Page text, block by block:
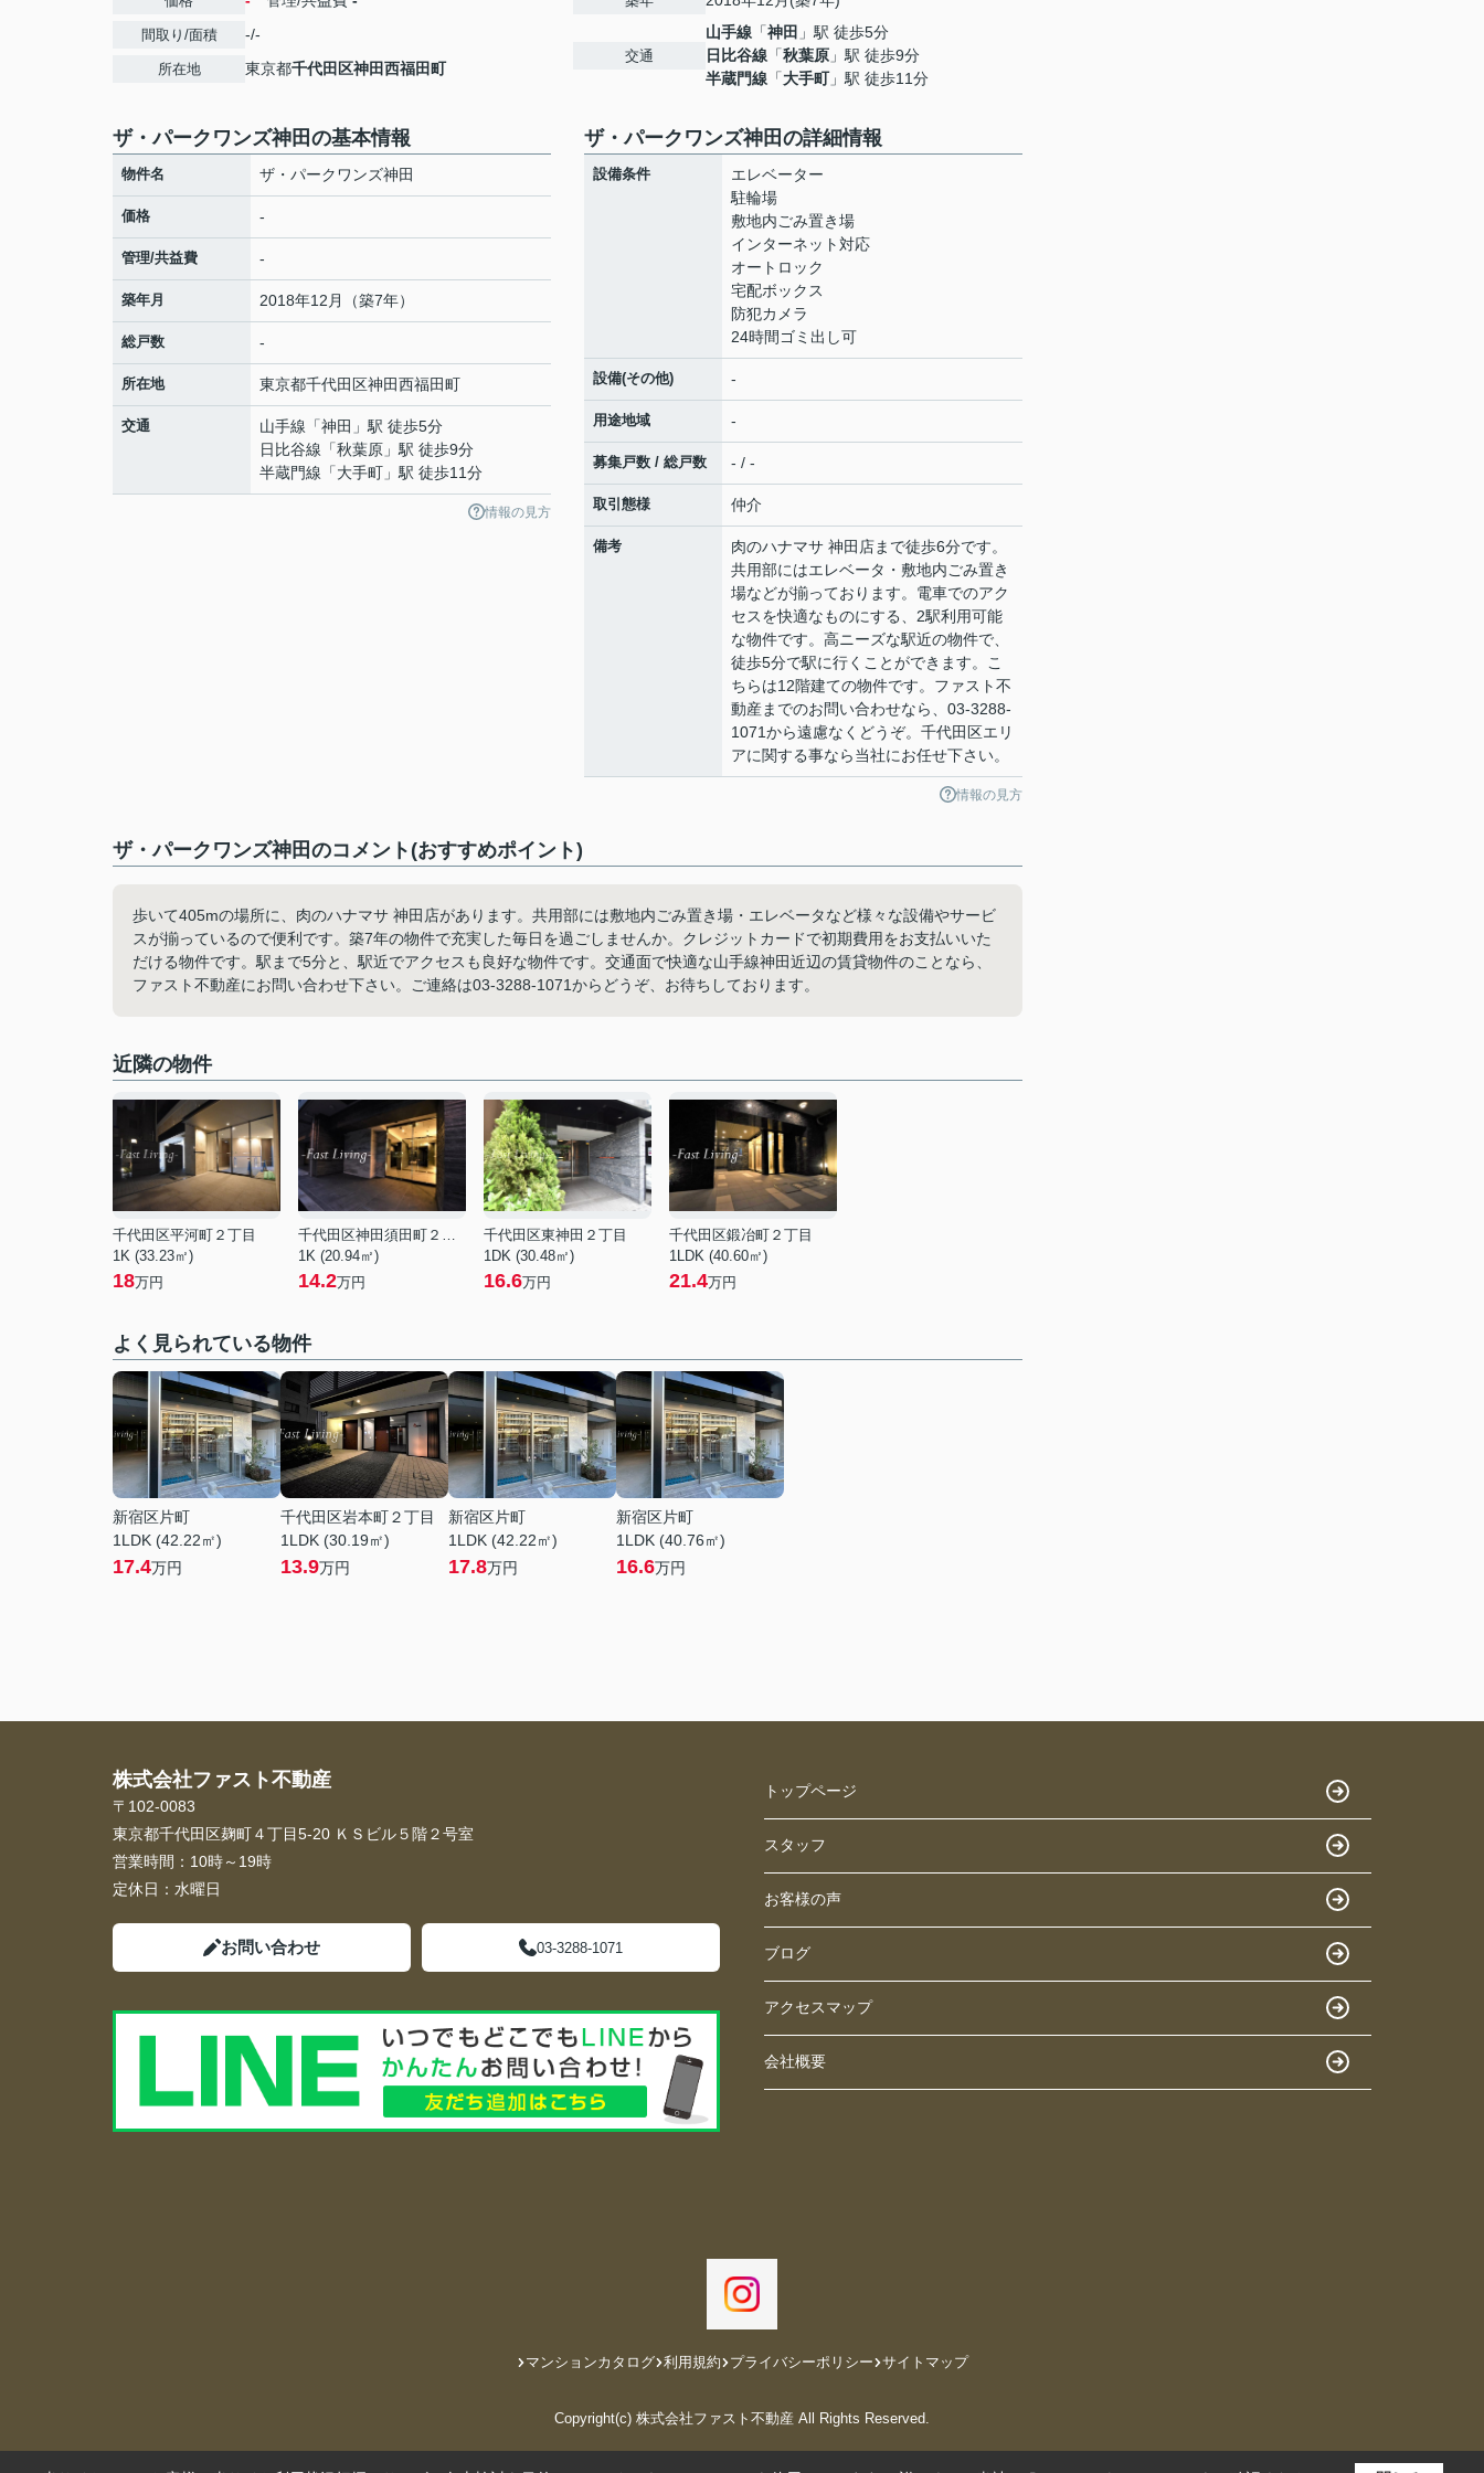
間取り/面積 -/-
所在地 東京都千代田区神田西福田町
交通
山手線 「神田 」駅 徒歩5分
日比谷線 「秋葉原 」駅 徒歩9分
半蔵門線 「大手町」駅 徒歩11分
ザ・パークワンズ神田の基本情報
物件名 ザ・パークワンズ神田
価格 -
管理/共益費 -
築年月 2018年12月（築7年）
総戸数 -
所在地 東京都千代田区神田西福田町
交通 山手線 「神田 」駅 徒歩5分
日比谷線 「秋葉原 」駅 徒歩9分
半蔵門線 「大手町 」駅 徒歩11分
情報の見方
ザ・パークワンズ神田の詳細情報
設備条件
エレベーター
駐輪場
敷地内ごみ置き場
インターネット対応
オートロック
宅配ボックス
防犯カメラ
24時間ゴミ出し可
設備(その他) -
用途地域 -
募集戸数 / 総戸数 - / -
取引態様 仲介
備考
肉のハナマサ 神田店まで徒歩6分です。
共用部にはエレベータ・敷地内ごみ置き
場などが揃っております。電車でのアク
セスを快適なものにする、2駅利用可能
な物件です。高ニーズな駅近の物件で、
徒歩5分で駅に行くことができます。こ
ちらは12階建ての物件です。ファスト不
動産までのお問い合わせなら、03-3288-
1071から遠慮なくどうぞ。千代田区エリ
アに関する事なら当社にお任せ下さい。
情報の見方
ザ・パークワンズ神田のコメント(おすすめポイント)
歩いて405mの場所に、肉のハナマサ 神田店があります。共用部には敷地内ごみ置き場・エレベータなど様々な設備やサービ
スが揃っているので便利です。築7年の物件で充実した毎日を過ごしませんか。クレジットカードで初期費用をお支払いいた
だける物件です。駅まで5分と、駅近でアクセスも良好な物件です。交通面で快適な山手線神田近辺の賃貸物件のことなら、
ファスト不動産にお問い合わせ下さい。ご連絡は03-3288-1071からどうぞ、お待ちしております。
近隣の物件
千代田区平河町２丁目
1K (33.23㎡)
18万円
千代田区神田須田町２丁目
1K (20.94㎡)
14.2万円
千代田区東神田２丁目
1DK (30.48㎡)
16.6万円
千代田区鍛冶町２丁目
1LDK (40.60㎡)
21.4万円
よく見られている物件
新宿区片町
1LDK (42.22㎡)
17.4万円
千代田区岩本町２丁目
1LDK (30.19㎡)
13.9万円
新宿区片町
1LDK (42.22㎡)
17.8万円
新宿区片町
1LDK (40.76㎡)
16.6万円
株式会社ファスト不動産
〒102-0083
東京都千代田区麹町４丁目5-20 ＫＳビル５階２号室
営業時間： 10時～19時
定休日： 水曜日
お問い合わせ 03-3288-1071
トップページ
スタッフ
お客様の声
ブログ
アクセスマップ
会社概要
マンションカタログ 利用規約 プライバシーポリシー サイトマップ
Copyright(c) 株式会社ファスト不動産 All Rights Reserved.